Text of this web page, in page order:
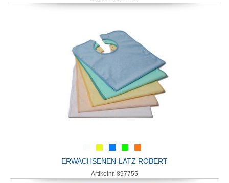
ERWACHSENEN-LATZ ROBERT
Artikelnr. 897755